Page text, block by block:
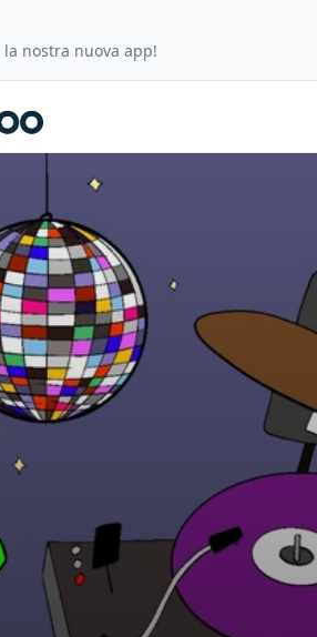
la nostra nuova app!